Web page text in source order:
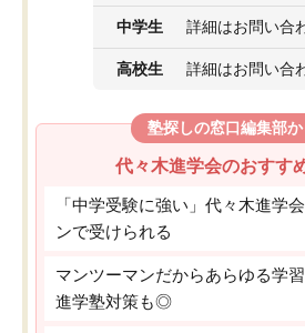
中学生 詳細はお問い合
高校生 詳細はお問い合
塾探しの窓口編集部
代々木進学会のおすす
「中学受験に強い」代々木進学
ンで受けられる
マンツーマンだからあらゆる学
進学塾対策も◎